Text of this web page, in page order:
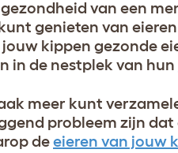
van een
genieten van
kippen gezonde
in de nestplek van hun
meer kunt
probleem zijn
deeieren van jouw